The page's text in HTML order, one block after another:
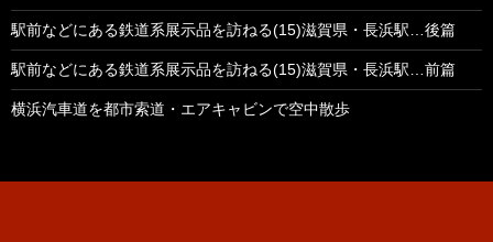
駅前などにある鉄道系展示品を訪ねる(15)滋賀県・長浜駅…後篇
駅前などにある鉄道系展示品を訪ねる(15)滋賀県・長浜駅…前篇
横浜汽車道を都市索道・エアキャビンで空中散歩